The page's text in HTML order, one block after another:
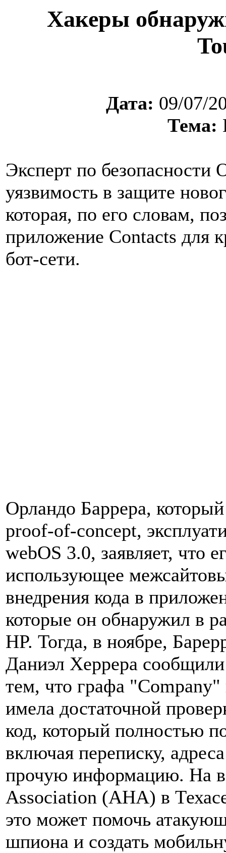
Хакеры
Дата: 09/07/
Тема:
Эксперт по безопасности
уязвимость в защите
которая, по его словам,
приложение Contacts для
бот-сети.
Орландо Баррера,
proof-of-concept,
webOS 3.0, заявляет, что
использующее
внедрения кода в
которые он обнаружил в
HP. Тогда, в ноябре,
Даниэл Херрера
тем, что графа
имела достаточной
код, который полностью
включая переписку,
прочую информацию. На
Association (AHA) в
это может помочь
шпиона и создать